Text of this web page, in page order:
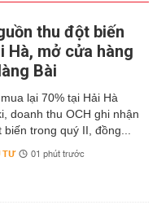
thu đột biến
Hà, mở cửa hàng
Bài
lại 70% tại Hải Hà
doanh thu OCH ghi nhận
biến trong quý II, đồng...
01 phút trước